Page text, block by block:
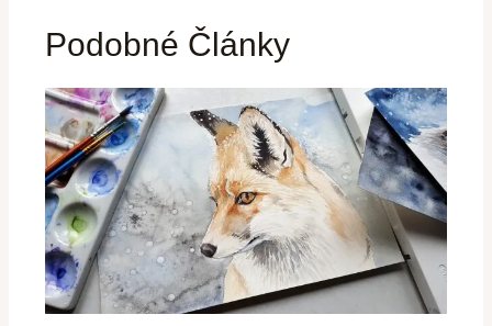
Podobné Články